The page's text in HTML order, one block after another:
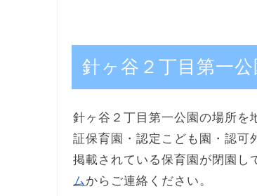
針ヶ谷２丁目第一
針ヶ谷２丁目第一公園の場所を
証保育園・認定こども園・認可
掲載されている保育園が閉園し
ム からご連絡ください。